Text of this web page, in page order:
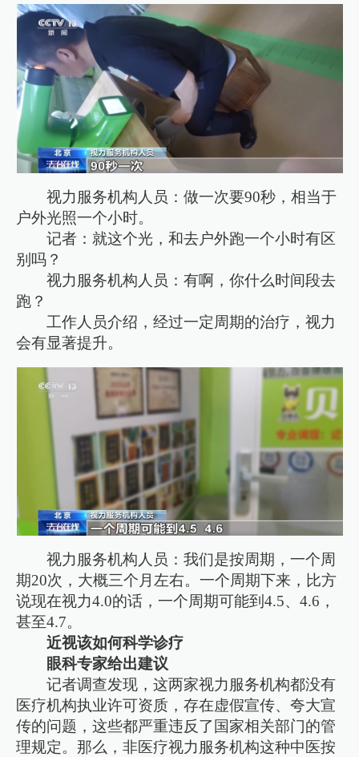
视力服务机构人员：做一次要90秒，相当于
户外光照一个小时。
记者：就这个光，和去户外跑一个小时有区
别吗？
视力服务机构人员：有啊，你什么时间段去
跑？
工作人员介绍，经过一定周期的治疗，视力
会有显著提升。
视力服务机构人员：我们是按周期，一个周
期20次，大概三个月左右。一个周期下来，比方
说现在视力4.0的话，一个周期可能到4.5、4.6，
甚至4.7。
近视该如何科学诊疗
眼科专家给出建议
记者调查发现，这两家视力服务机构都没有
医疗机构执业许可资质，存在虚假宣传、夸大宣
传的问题，这些都严重违反了国家相关部门的管
理规定。那么，非医疗视力服务机构这种中医按